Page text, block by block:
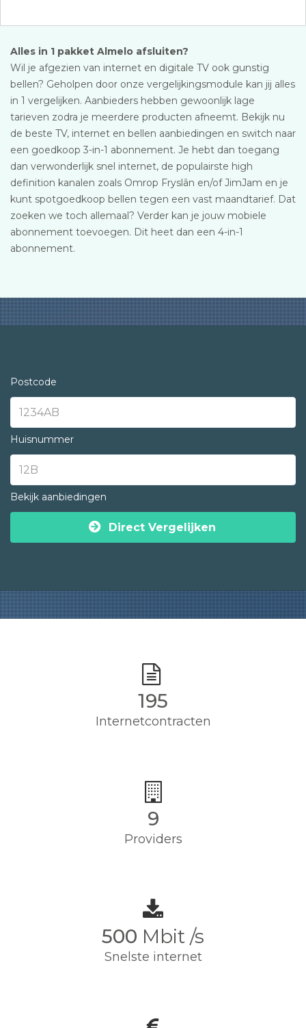
Alles in 1 pakket Almelo afsluiten?
Wil je afgezien van internet en digitale TV ook gunstig
bellen? Geholpen door onze vergelijkingsmodule kan jij alles
in 1 vergelijken. Aanbieders hebben gewoonlijk lage
tarieven zodra je meerdere producten afneemt. Bekijk nu
de beste TV, internet en bellen aanbiedingen en switch naar
een goedkoop 3-in-1 abonnement. Je hebt dan toegang
dan verwonderlijk snel internet, de populairste high
definition kanalen zoals Omrop Fryslân en/of JimJam en je
kunt spotgoedkoop bellen tegen een vast maandtarief. Dat
zoeken we toch allemaal? Verder kan je jouw mobiele
abonnement toevoegen. Dit heet dan een 4-in-1
abonnement.
Postcode
Huisnummer
Bekijk aanbiedingen
Direct Vergelijken
195
Internetcontracten
9
Providers
500 Mbit /s
Snelste internet